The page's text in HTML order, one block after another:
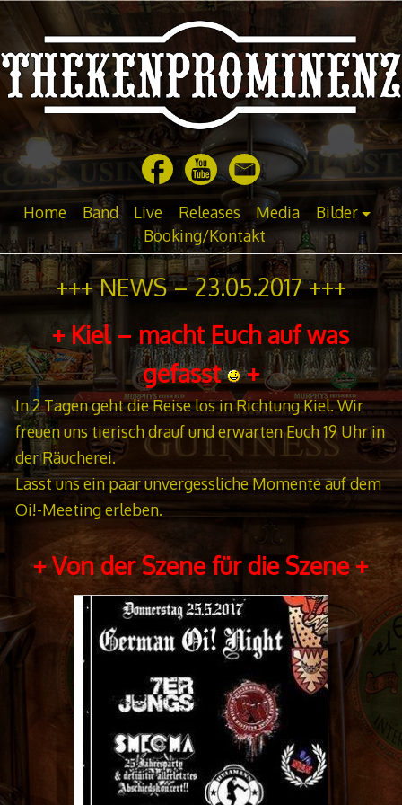
zu
Inhalt
Home Band Live Releases Media
Bilder
Booking/Kontakt
+++ NEWS – 23.05.2017 +++
+ Kiel – macht Euch auf was
gefasst +
In 2 Tagen geht die Reise los in Richtung Kiel. Wir
freuen uns tierisch drauf und erwarten Euch 19 Uhr in
der Räucherei.
Lasst uns ein paar unvergessliche Momente auf dem
Oi!-Meeting erleben.
+ Von der Szene für die Szene +